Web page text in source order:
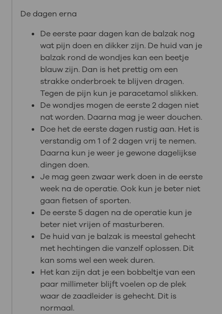
De dagen erna
De eerste paar dagen kan de balzak nog
wat pijn doen en dikker zijn. De huid van je
balzak rond de wondjes kan een beetje
blauw zijn. Dan is het prettig om een
strakke onderbroek te blijven dragen.
Tegen de pijn kun je paracetamol slikken.
De wondjes mogen de eerste 2 dagen niet
nat worden. Daarna mag je weer douchen.
Doe het de eerste dagen rustig aan. Het is
verstandig om 1 of 2 dagen vrij te nemen.
Daarna kun je weer je gewone dagelijkse
dingen doen.
Je mag geen zwaar werk doen in de eerste
week na de operatie. Ook kun je beter niet
gaan fietsen of sporten.
De eerste 5 dagen na de operatie kun je
beter niet vrijen of masturberen.
De huid van je balzak is meestal gehecht
met hechtingen die vanzelf oplossen. Dit
kan soms wel een week duren.
Het kan zijn dat je een bobbeltje van een
paar millimeter blijft voelen op de plek
waar de zaadleider is gehecht. Dit is
normaal.